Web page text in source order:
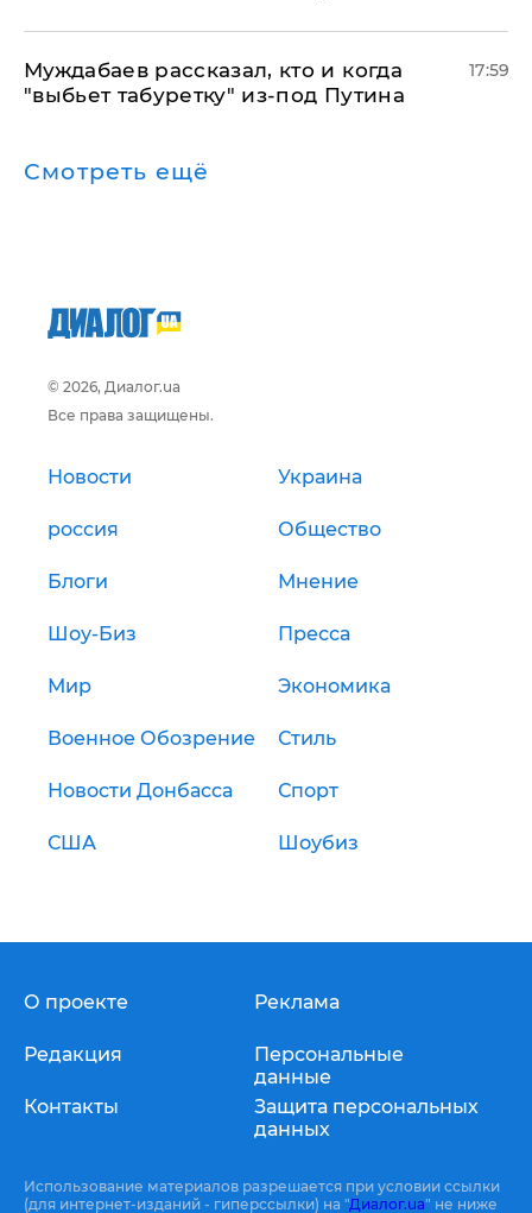
Муждабаев рассказал, кто и когда
"выбьет табуретку" из-под Путина
17:59
Смотреть ещё
© 2026, Диалог.ua
Все права защищены.
Новости Украина
россия Общество
Блоги Мнение
Шоу-Биз Пресса
Мир Экономика
Военное Обозрение Стиль
Новости Донбасса Спорт
США Шоубиз
О проекте
Редакция
Контакты
Реклама
Персональные
данные
Защита персональных
данных
Использование материалов разрешается при условии ссылки
(для интернет-изданий - гиперссылки) на "Диалог.ua" не ниже